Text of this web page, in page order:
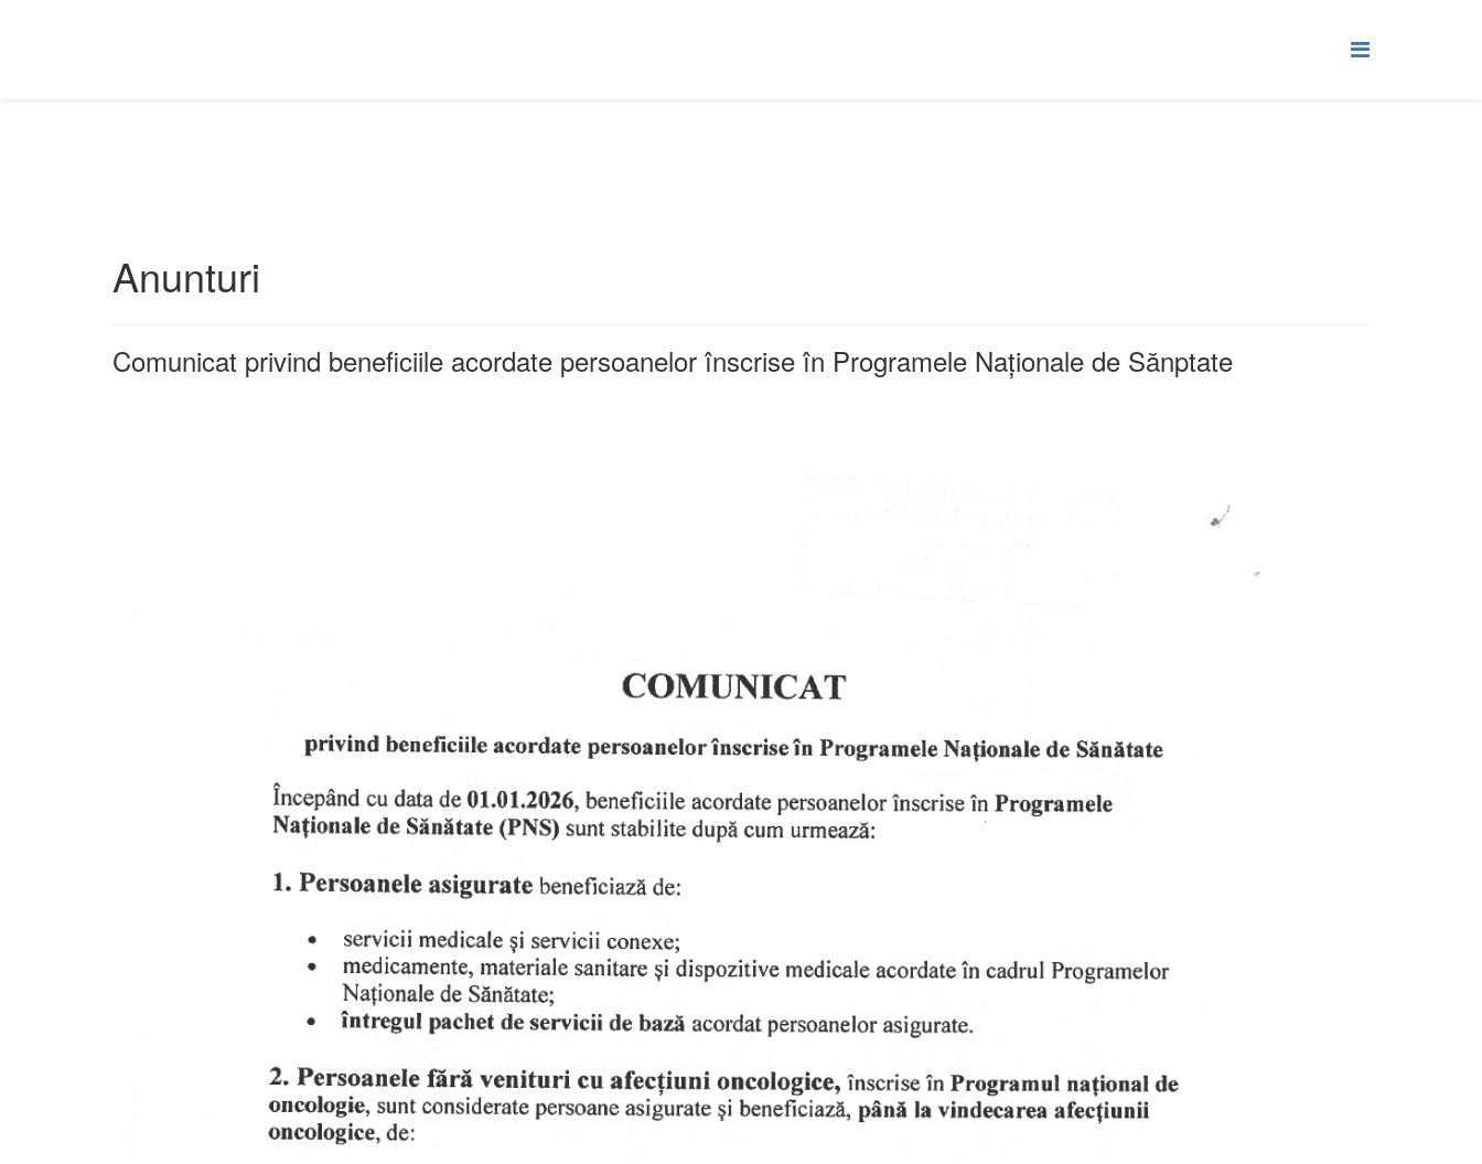
Anunturi
Comunicat privind beneficiile acordate persoanelor înscrise în Programele Naționale de Sănptate